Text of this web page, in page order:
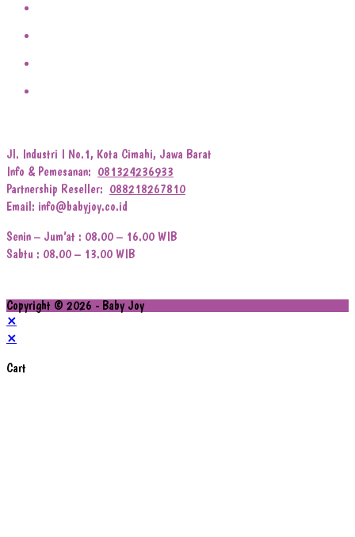
Jl. Industri I No.1, Kota Cimahi, Jawa Barat
Info & Pemesanan: 081324236933
Partnership Reseller: 088218267810
Email: info@babyjoy.co.id
Senin – Jum’at : 08.00 – 16.00 WIB
Sabtu : 08.00 – 13.00 WIB
Copyright © 2026 - Baby Joy
×
×
Cart